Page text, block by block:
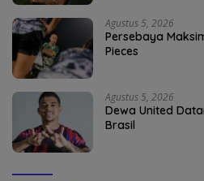
Agustus 5, 2026
Persebaya
Pieces
Agustus 5, 2026
Dewa United
Brasil